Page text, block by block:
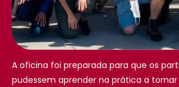
A oficina foi preparada para que os
pudessem aprender na prática a